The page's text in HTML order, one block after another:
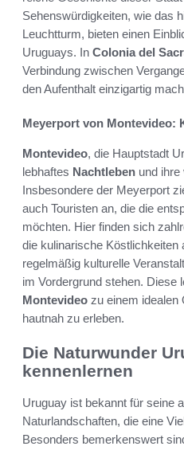
Sehenswürdigkeiten, wie das
Leuchtturm, bieten einen
Uruguays. In Colonia del
Verbindung zwischen
den Aufenthalt einzigartig
Meyerport von Montevideo:
Montevideo, die Hauptstadt
lebhaftes Nachtleben und ihre
Insbesondere der Meyerport
auch Touristen an, die die
möchten. Hier finden sich
die kulinarische Köstlichkeiten
regelmäßig kulturelle
im Vordergrund stehen. Diese
Montevideo zu einem idealen
hautnah zu erleben.
Die Naturwunder
kennenlernen
Uruguay ist bekannt für seine
Naturlandschaften, die eine
Besonders bemerkenswert